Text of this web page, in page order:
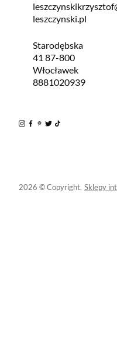
leszczynski.pl
Starodębska
41 87-800
Włocławek
8881020939
2026 © Copyright. Sklepy